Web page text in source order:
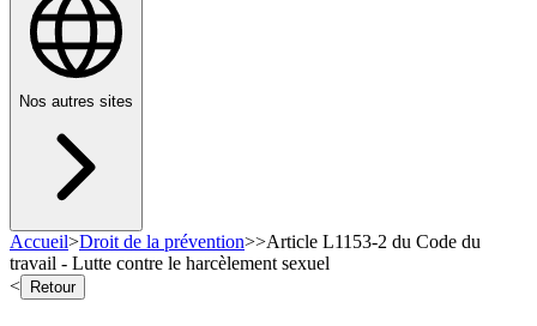
Nos autres sites
Accueil>Droit de la prévention>>Article L1153-2 du Code du
travail - Lutte contre le harcèlement sexuel
<
Retour